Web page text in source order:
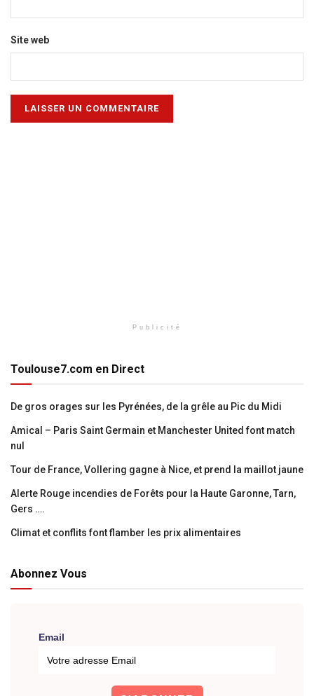
Site web
Publicité
Toulouse7.com en Direct
De gros orages sur les Pyrénées, de la grêle au Pic du Midi
Amical – Paris Saint Germain et Manchester United font match
nul
Tour de France, Vollering gagne à Nice, et prend la maillot jaune
Alerte Rouge incendies de Forêts pour la Haute Garonne, Tarn,
Gers ….
Climat et conflits font flamber les prix alimentaires
Abonnez Vous
Email